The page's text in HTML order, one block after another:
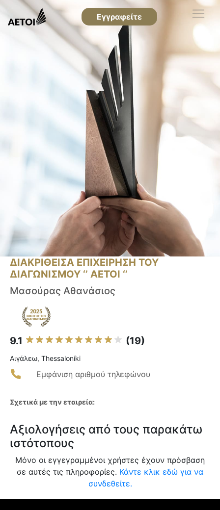
Εγγραφείτε
ΔΙΑΚΡΙΘΕΙΣΑ ΕΠΙΧΕΙΡΗΣΗ ΤΟΥ
ΔΙΑΓΩΝΙΣΜΟΥ ‘’ ΑΕΤΟΙ ‘’
Μασούρας Αθανάσιος
9.1 (19)
Αιγάλεω, Thessaloníki
Εμφάνιση αριθμού τηλεφώνου
Σχετικά με την εταιρεία:
Αξιολογήσεις από τους παρακάτω
ιστότοπους
Μόνο οι εγγεγραμμένοι χρήστες έχουν πρόσβαση
σε αυτές τις πληροφορίες. Κάντε κλικ εδώ για να
συνδεθείτε.